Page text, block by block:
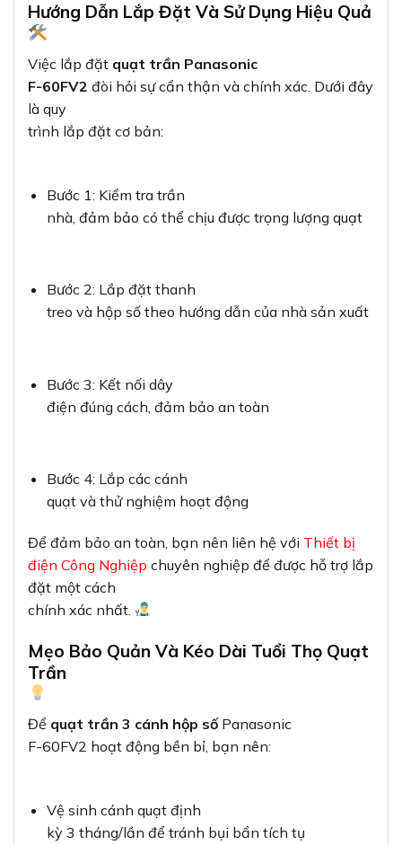
Hướng Dẫn Lắp Đặt Và Sử Dụng Hiệu Quả
Việc lắp đặt quạt trần Panasonic
F-60FV2 đòi hỏi sự cẩn thận và chính xác. Dưới đây
là quy
trình lắp đặt cơ bản:
Bước 1: Kiểm tra trần
nhà, đảm bảo có thể chịu được trọng lượng quạt
Bước 2: Lắp đặt thanh
treo và hộp số theo hướng dẫn của nhà sản xuất
Bước 3: Kết nối dây
điện đúng cách, đảm bảo an toàn
Bước 4: Lắp các cánh
quạt và thử nghiệm hoạt động
Để đảm bảo an toàn, bạn nên liên hệ với Thiết bị
điện Công Nghiệp chuyên nghiệp để được hỗ trợ lắp
đặt một cách
chính xác nhất.
Mẹo Bảo Quản Và Kéo Dài Tuổi Thọ Quạt
Trần
Để quạt trần 3 cánh hộp sốPanasonic
F-60FV2 hoạt động bền bỉ, bạn nên:
Vệ sinh cánh quạt định
kỳ 3 tháng/lần để tránh bụi bẩn tích tụ